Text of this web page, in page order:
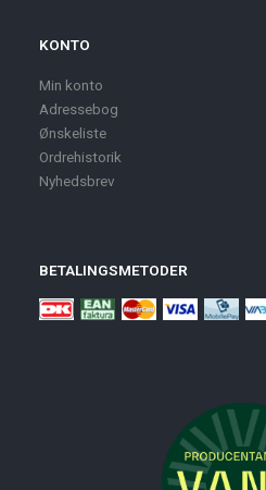
KONTO
Min konto
Adressebog
Ønskeliste
Ordrehistorik
Nyhedsbrev
BETALINGSMETODER